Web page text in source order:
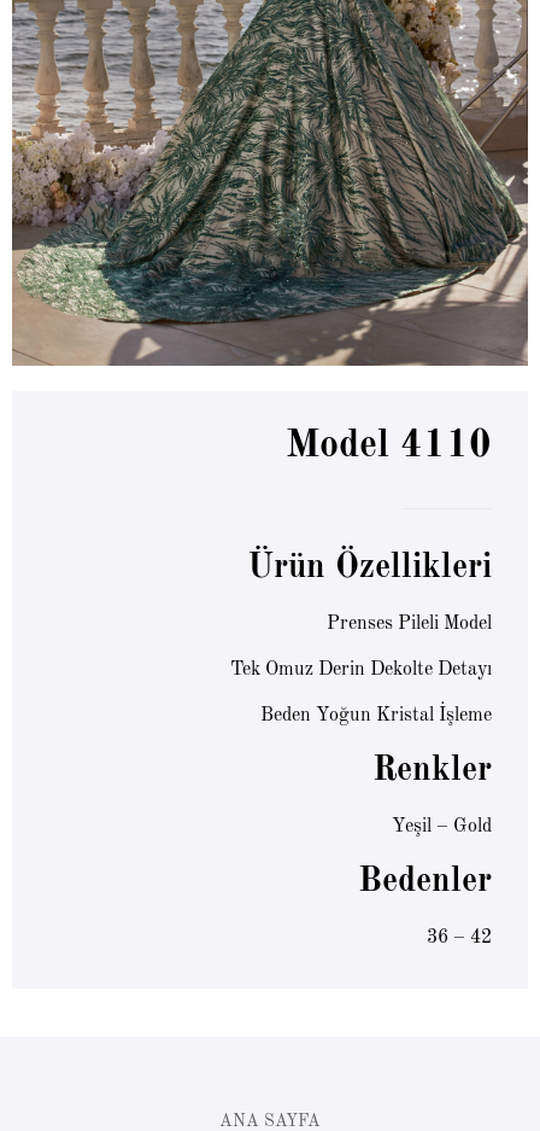
Model 4110
Ürün Özellikleri
Prenses Pileli Model
Tek Omuz Derin Dekolte Detayı
Beden Yoğun Kristal İşleme
Renkler
Yeşil – Gold
Bedenler
36 – 42
ANA SAYFA